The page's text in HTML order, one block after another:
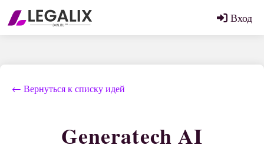
Вход
← Вернуться к списку идей
Generatech AI